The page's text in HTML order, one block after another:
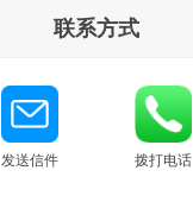
联系方式
发送信件 拨打电话